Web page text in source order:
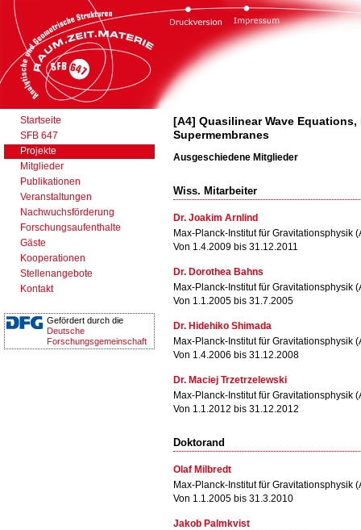
Startseite
SFB 647
Projekte
Mitglieder
Publikationen
Veranstaltungen
Nachwuchsförderung
Forschungsaufenthalte
Gäste
Kooperationen
Stellenangebote
Kontakt
Gefördert durch die
Deutsche
Forschungsgemeinschaft
[A4] Quasilinear Wave Equations,
Supermembranes
Ausgeschiedene Mitglieder
Wiss. Mitarbeiter
Dr. Joakim Arnlind
Max-Planck-Institut für Gravitationsphysik
Von 1.4.2009 bis 31.12.2011
Dr. Dorothea Bahns
Max-Planck-Institut für Gravitationsphysik
Von 1.1.2005 bis 31.7.2005
Dr. Hidehiko Shimada
Max-Planck-Institut für Gravitationsphysik
Von 1.4.2006 bis 31.12.2008
Dr. Maciej Trzetrzelewski
Max-Planck-Institut für Gravitationsphysik
Von 1.1.2012 bis 31.12.2012
Doktorand
Olaf Milbredt
Max-Planck-Institut für Gravitationsphysik
Von 1.1.2005 bis 31.3.2010
Jakob Palmkvist